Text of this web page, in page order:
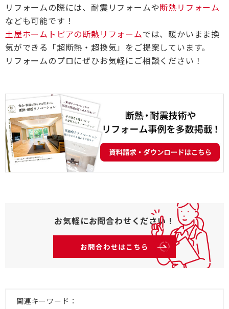
リフォームの際には、耐震リフォームや断熱リフォーム
なども可能です！
土屋ホームトピアの断熱リフォームでは、暖かいまま換
気ができる「超断熱・超換気」をご提案しています。
リフォームのプロにぜひお気軽にご相談ください！
お気軽にお問合わせください！
お問合わせはこちら
関連キーワード